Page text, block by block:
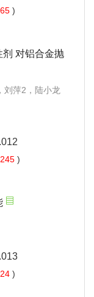
)
剂 对铝合金抛
刘萍2，陆小龙
)
)